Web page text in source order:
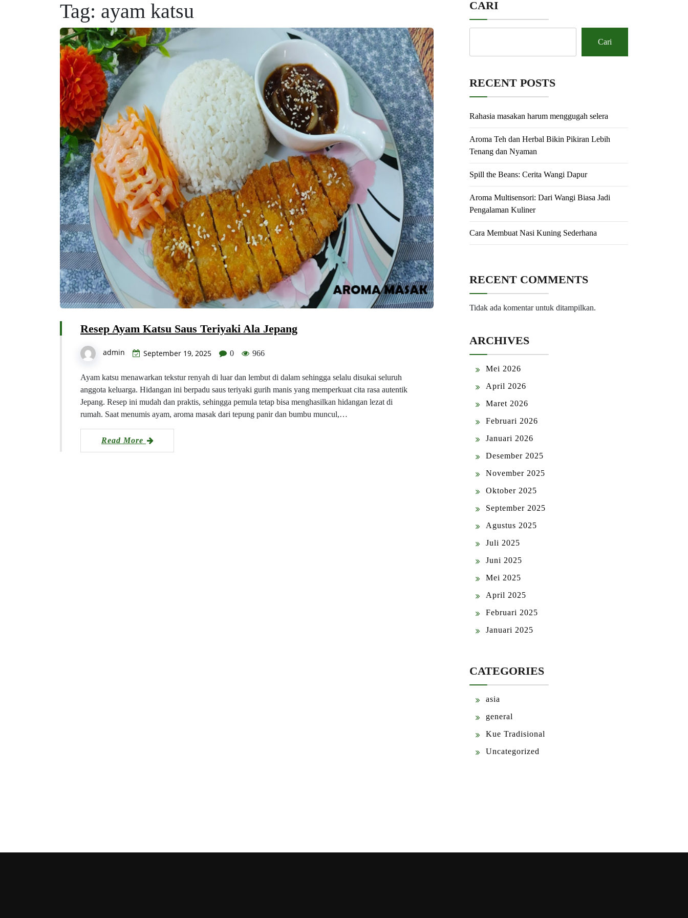
Tag: ayam katsu
Resep Ayam Katsu Saus Teriyaki Ala Jepang
admin September 19, 2025 0 966
Ayam katsu menawarkan tekstur renyah di luar dan lembut di dalam sehingga selalu disukai seluruh
anggota keluarga. Hidangan ini berpadu saus teriyaki gurih manis yang memperkuat cita rasa autentik
Jepang. Resep ini mudah dan praktis, sehingga pemula tetap bisa menghasilkan hidangan lezat di
rumah. Saat menumis ayam, aroma masak dari tepung panir dan bumbu muncul,…
Read More
CARI
Cari
RECENT POSTS
Rahasia masakan harum menggugah selera
Aroma Teh dan Herbal Bikin Pikiran Lebih
Tenang dan Nyaman
Spill the Beans: Cerita Wangi Dapur
Aroma Multisensori: Dari Wangi Biasa Jadi
Pengalaman Kuliner
Cara Membuat Nasi Kuning Sederhana
RECENT COMMENTS
Tidak ada komentar untuk ditampilkan.
ARCHIVES
Mei 2026
April 2026
Maret 2026
Februari 2026
Januari 2026
Desember 2025
November 2025
Oktober 2025
September 2025
Agustus 2025
Juli 2025
Juni 2025
Mei 2025
April 2025
Februari 2025
Januari 2025
CATEGORIES
asia
general
Kue Tradisional
Uncategorized